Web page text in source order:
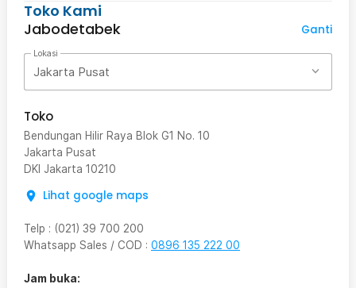
Toko Kami
Jabodetabek
Ganti
Lokasi
Jakarta Pusat
Toko
Bendungan Hilir Raya Blok G1 No. 10
Jakarta Pusat
DKI Jakarta 10210
Lihat google maps
Telp : (021) 39 700 200
Whatsapp Sales / COD : 0896 135 222 00
Jam buka: